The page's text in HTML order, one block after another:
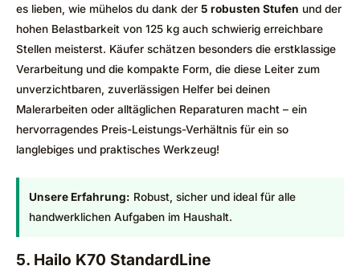
es lieben, wie mühelos du dank der 5 robusten Stufen und der
hohen Belastbarkeit von 125 kg auch schwierig erreichbare
Stellen meisterst. Käufer schätzen besonders die erstklassige
Verarbeitung und die kompakte Form, die diese Leiter zum
unverzichtbaren, zuverlässigen Helfer bei deinen
Malerarbeiten oder alltäglichen Reparaturen macht – ein
hervorragendes Preis-Leistungs-Verhältnis für ein so
langlebiges und praktisches Werkzeug!
Unsere Erfahrung: Robust, sicher und ideal für alle
handwerklichen Aufgaben im Haushalt.
5. Hailo K70 StandardLine